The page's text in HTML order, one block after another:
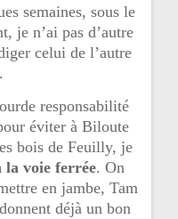
semaines, sous le
je n’ai pas d’autre
celui de l’autre
responsabilité
éviter à Biloute
bois de Feuilly, je
la voie ferrée. On
en jambe, Tam
déjà un bon